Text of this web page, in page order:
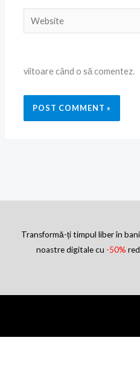
Website
viitoare când o să comentez.
Transformă-ți timpul liber în
noastre digitale cu -50%